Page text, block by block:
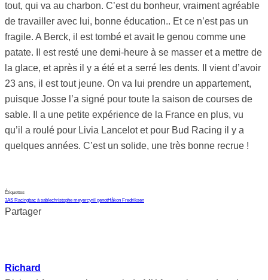
tout, qui va au charbon. C’est du bonheur, vraiment agréable
de travailler avec lui, bonne éducation.. Et ce n’est pas un
fragile. A Berck, il est tombé et avait le genou comme une
patate. Il est resté une demi-heure à se masser et a mettre de
la glace, et après il y a été et a serré les dents. Il vient d’avoir
23 ans, il est tout jeune. On va lui prendre un appartement,
puisque Josse l’a signé pour toute la saison de courses de
sable. Il a une petite expérience de la France en plus, vu
qu’il a roulé pour Livia Lancelot et pour Bud Racing il y a
quelques années. C’est un solide, une très bonne recrue !
Étiquettes
3AS Racingbac à sablechristophe meyercyril genotHåkon Fredriksen
Partager
Richard